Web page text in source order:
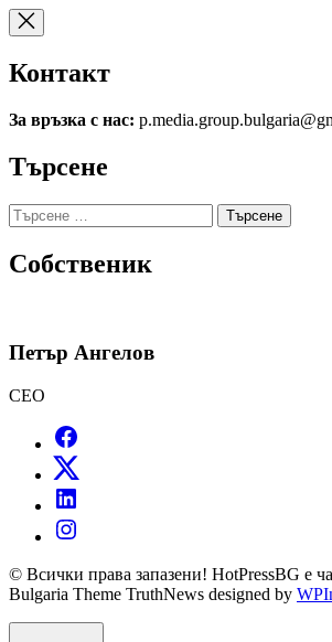
Контакт
За връзка с нас:
Търсене
Търсене
за:
Собственик
Петър Ангелов
CEO
© Всички права запазени! HotPressBG е
Bulgaria Theme TruthNews designed by